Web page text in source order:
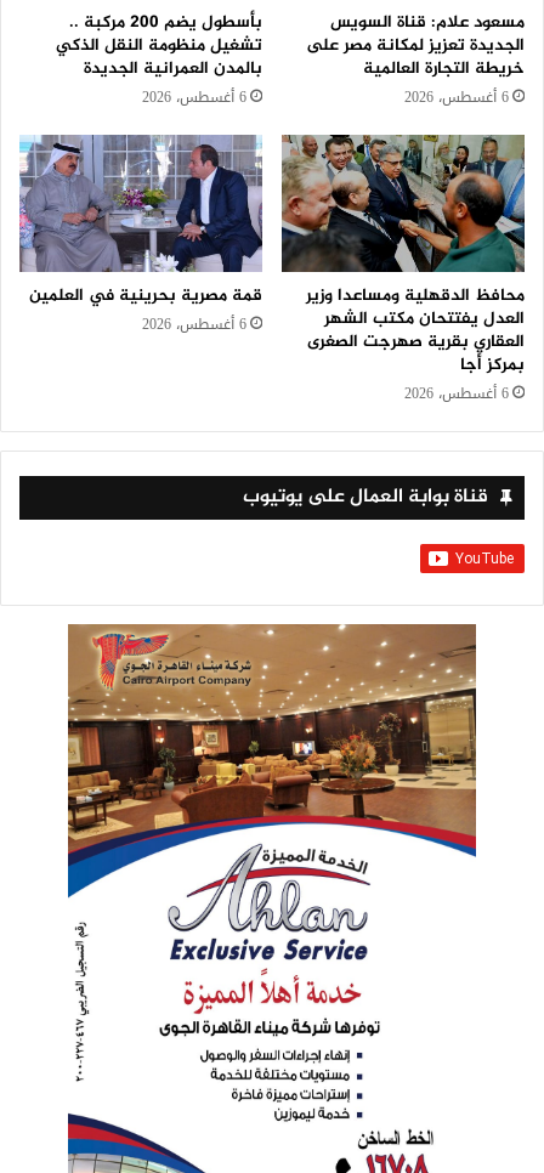
مسعود علام: قناة السويس
الجديدة تعزيز لمكانة مصر على
خريطة التجارة العالمية
6 أغسطس، 2026
بأسطول يضم 200 مركبة ..
تشغيل منظومة النقل الذكي
بالمدن العمرانية الجديدة
6 أغسطس، 2026
محافظ الدقهلية ومساعدا وزير
العدل يفتتحان مكتب الشهر
العقاري بقرية صهرجت الصغرى
بمركز أجا
6 أغسطس، 2026
قمة مصرية بحرينية في العلمين
6 أغسطس، 2026
قناة بوابة العمال على يوتيوب